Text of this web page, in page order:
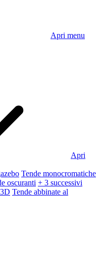
Apri menu
Apri
Tende monocromatiche
oscuranti + 3 successivi
Tende abbinate al